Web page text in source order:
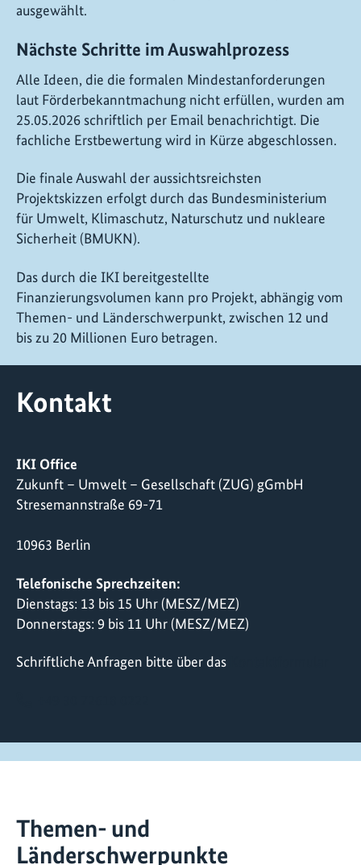
ausgewählt.
Nächste Schritte im Auswahlprozess
Alle Ideen, die die formalen Mindestanforderungen
laut Förderbekanntmachung nicht erfüllen, wurden am
25.05.2026 schriftlich per Email benachrichtigt. Die
fachliche Erstbewertung wird in Kürze abgeschlossen.
Die finale Auswahl der aussichtsreichsten
Projektskizzen erfolgt durch das Bundesministerium
für Umwelt, Klimaschutz, Naturschutz und nukleare
Sicherheit (BMUKN).
Das durch die IKI bereitgestellte
Finanzierungsvolumen kann pro Projekt, abhängig vom
Themen- und Länderschwerpunkt, zwischen 12 und
bis zu 20 Millionen Euro betragen.
Kontakt
IKI Office
Zukunft – Umwelt – Gesellschaft (ZUG) gGmbH
Stresemannstraße 69-71
10963 Berlin
Telefonische Sprechzeiten:
Dienstags: 13 bis 15 Uhr (MESZ/MEZ)
Donnerstags: 9 bis 11 Uhr (MESZ/MEZ)
Schriftliche Anfragen bitte über das
Themen- und
Länderschwerpunkte